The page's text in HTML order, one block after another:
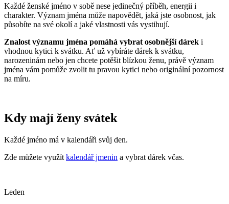
Každé ženské jméno v sobě nese jedinečný příběh, energii i
charakter. Význam jména může napovědět, jaká jste osobnost, jak
působíte na své okolí a jaké vlastnosti vás vystihují.
Znalost významu jména pomáhá vybrat osobnější dárek i
vhodnou kytici k svátku. Ať už vybíráte dárek k svátku,
narozeninám nebo jen chcete potěšit blízkou ženu, právě význam
jména vám pomůže zvolit tu pravou kytici nebo originální pozornost
na míru.
Kdy mají ženy svátek
Každé jméno má v kalendáři svůj den.
Zde můžete využít kalendář jmenin a vybrat dárek včas.
leden